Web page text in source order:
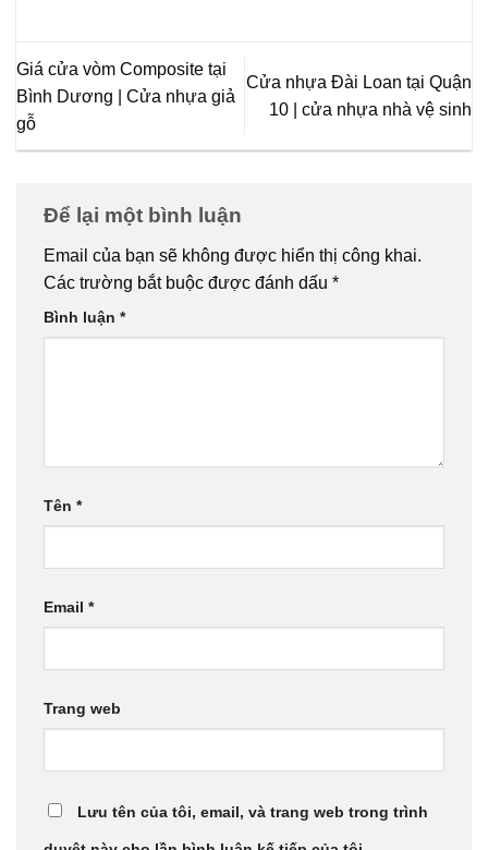
Giá cửa vòm Composite tại
Bình Dương | Cửa nhựa giả
gỗ
Cửa nhựa Đài Loan tại Quận
10 | cửa nhựa nhà vệ sinh
Để lại một bình luận
Email của bạn sẽ không được hiển thị công khai.
Các trường bắt buộc được đánh dấu *
Bình luận *
Tên *
Email *
Trang web
Lưu tên của tôi, email, và trang web trong trình